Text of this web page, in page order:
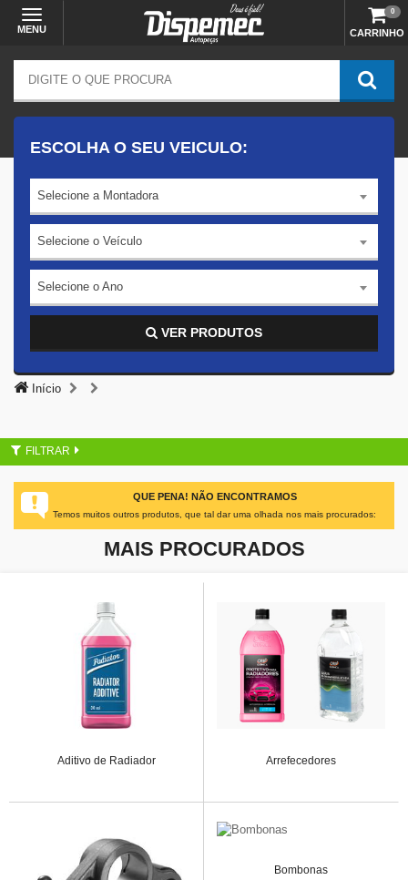
MENU CARRINHO
0
ESCOLHA O SEU VEICULO:
Selecione a Montadora
Selecione o Veículo
Selecione o Ano
VER PRODUTOS
Início
FILTRAR
QUE PENA! NÃO ENCONTRAMOS
Temos muitos outros produtos, que tal dar uma olhada nos mais procurados:
MAIS PROCURADOS
Aditivo de Radiador Arrefecedores
Bombonas